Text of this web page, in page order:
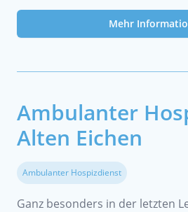
Mehr
Ambulanter
Alten Eichen
Ambulanter Hospizdienst
Ganz besonders in der letzten